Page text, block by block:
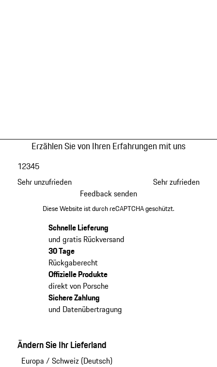
Erzählen Sie von Ihren Erfahrungen mit uns
Sehr unzufrieden
12345
Sehr zufrieden
Feedback senden
Diese Website ist durch reCAPTCHA geschützt.
Schnelle Lieferung
und gratis Rückversand
30 Tage
Rückgaberecht
Offizielle Produkte
direkt von Porsche
Sichere Zahlung
und Datenübertragung
Ändern Sie Ihr Lieferland
Europa / Schweiz (Deutsch)